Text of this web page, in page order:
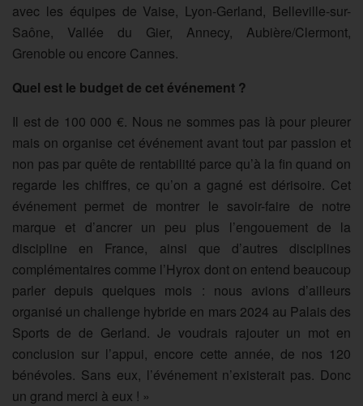
avec les équipes de Vaise, Lyon-Gerland, Belleville-sur-
Saône, Vallée du Gier, Annecy, Aubière/Clermont,
Grenoble ou encore Cannes.
Quel est le budget de cet événement ?
Il est de 100 000 €. Nous ne sommes pas là pour pleurer
mais on organise cet événement avant tout par passion et
non pas par quête de rentabilité parce qu’à la fin quand on
regarde les chiffres, ce qu’on a gagné est dérisoire. Cet
événement permet de montrer le savoir-faire de notre
marque et d’ancrer un peu plus l’engouement de la
discipline en France, ainsi que d’autres disciplines
complémentaires comme l’Hyrox dont on entend beaucoup
parler depuis quelques mois : nous avions d’ailleurs
organisé un challenge hybride en mars 2024 au Palais des
Sports de de Gerland. Je voudrais rajouter un mot en
conclusion sur l’appui, encore cette année, de nos 120
bénévoles. Sans eux, l’événement n’existerait pas. Donc
un grand merci à eux ! »